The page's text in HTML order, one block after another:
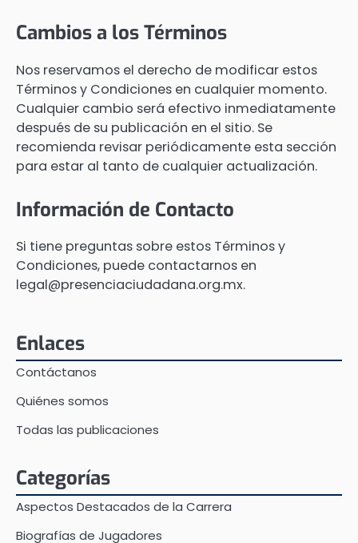
Cambios a los Términos
Nos reservamos el derecho de modificar estos
Términos y Condiciones en cualquier momento.
Cualquier cambio será efectivo inmediatamente
después de su publicación en el sitio. Se
recomienda revisar periódicamente esta sección
para estar al tanto de cualquier actualización.
Información de Contacto
Si tiene preguntas sobre estos Términos y
Condiciones, puede contactarnos en
legal@presenciaciudadana.org.mx.
Enlaces
Contáctanos
Quiénes somos
Todas las publicaciones
Categorías
Aspectos Destacados de la Carrera
Biografías de Jugadores